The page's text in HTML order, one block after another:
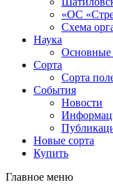
«ОС
Схема
Наука
Основные
Сорта
Сорта
События
Новости
Новые сорта
Купить
Главное меню